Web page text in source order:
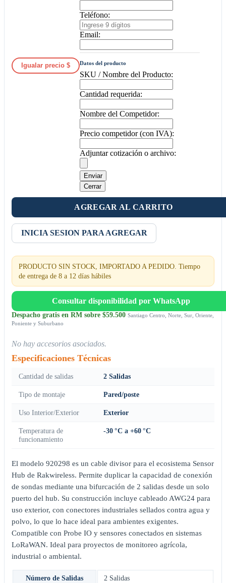
Igualar precio $
Teléfono:
Email:
Datos del producto
SKU / Nombre del Producto:
Cantidad requerida:
Nombre del Competidor:
Precio competidor (con IVA):
Adjuntar cotización o archivo:
Enviar
Cerrar
AGREGAR AL CARRITO
INICIA SESION PARA AGREGAR
PRODUCTO SIN STOCK, IMPORTADO A PEDIDO. Tiempo
de entrega de 8 a 12 días hábiles
Consultar disponibilidad por WhatsApp
Despacho gratis en RM sobre $59.500 Santiago Centro, Norte, Sur, Oriente,
Poniente y Suburbano
No hay accesorios asociados.
Especificaciones Técnicas
Cantidad de salidas 2 Salidas
Tipo de montaje Pared/poste
Uso Interior/Exterior Exterior
Temperatura de
funcionamiento
-30 °C a +60 °C
El modelo 920298 es un cable divisor para el ecosistema Sensor
Hub de Rakwireless. Permite duplicar la capacidad de conexión
de sondas mediante una bifurcación de 2 salidas desde un solo
puerto del hub. Su construcción incluye cableado AWG24 para
uso exterior, con conectores industriales sellados contra agua y
polvo, lo que lo hace ideal para ambientes exigentes.
Compatible con Probe IO y sensores conectados en sistemas
LoRaWAN. Ideal para proyectos de monitoreo agrícola,
industrial o ambiental.
Número de Salidas 2 Salidas